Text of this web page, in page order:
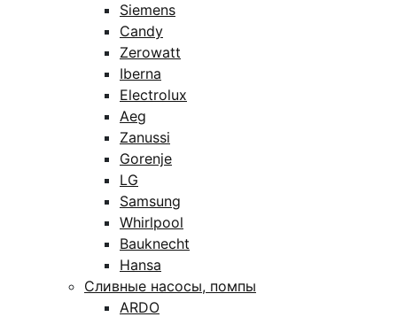
Siemens
Candy
Zerowatt
Iberna
Electrolux
Aeg
Zanussi
Gorenje
LG
Samsung
Whirlpool
Bauknecht
Hansa
Сливные насосы, помпы
ARDO